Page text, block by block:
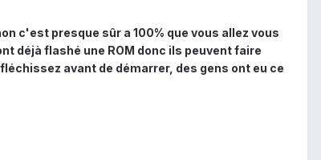
c'est presque sûr a 100% que vous allez vous
déjà flashé une ROM donc ils peuvent faire
avant de démarrer, des gens ont eu ce